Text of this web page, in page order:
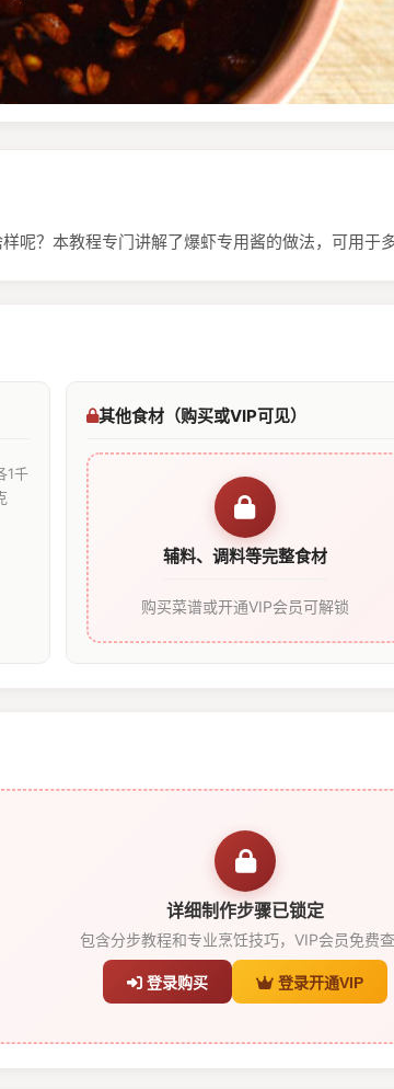
呢？本教程专门讲解了爆虾专用酱的做法，可用于
1千
其他食材（购买或VIP可见）
辅料、调料等完整食材
购买菜谱或开通VIP会员可解锁
详细制作步骤已锁定
包含分步教程和专业烹饪技巧，VIP会员免费
登录购买 登录开通VIP